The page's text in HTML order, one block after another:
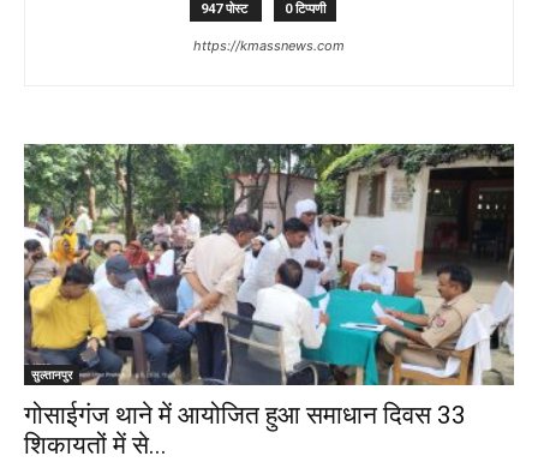
947 पोस्ट 0 टिप्पणी
https://kmassnews.com
सुल्तानपुर
गोसाईगंज थाने में आयोजित हुआ समाधान दिवस 33
शिकायतों में से...